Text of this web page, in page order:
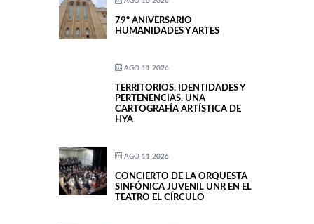
79º ANIVERSARIO
HUMANIDADES Y ARTES
AGO 11 2026
TERRITORIOS, IDENTIDADES Y
PERTENENCIAS. UNA
CARTOGRAFÍA ARTÍSTICA DE
HYA
AGO 11 2026
CONCIERTO DE LA ORQUESTA
SINFÓNICA JUVENIL UNR EN EL
TEATRO EL CÍRCULO